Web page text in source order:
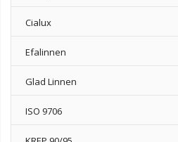
Cialux
Efalinnen
Glad Linnen
ISO 9706